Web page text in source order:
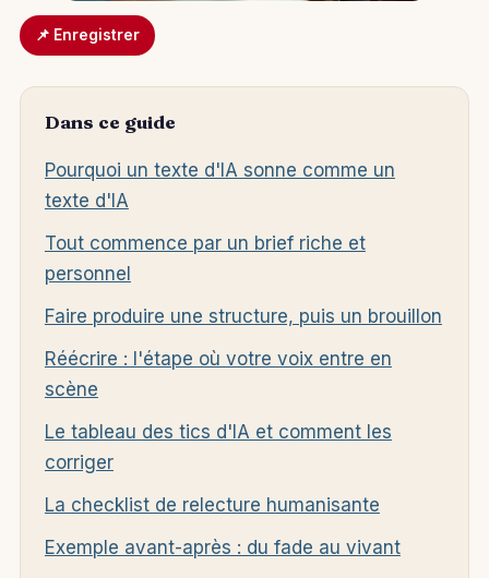
📌 Enregistrer
Dans ce guide
Pourquoi un texte d'IA sonne comme un
texte d'IA
Tout commence par un brief riche et
personnel
Faire produire une structure, puis un brouillon
Réécrire : l'étape où votre voix entre en
scène
Le tableau des tics d'IA et comment les
corriger
La checklist de relecture humanisante
Exemple avant-après : du fade au vivant